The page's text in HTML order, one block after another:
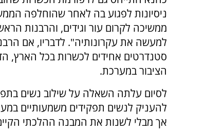
ניסיונות לפגוע בה לאחר שהוחלפה
ממשיכה לקרום עור וגידים, והרבנות
למעשה את עקרונותיה". לדבריו, אם
סטנדרטים אחידים לכשרות בכל הארץ,
הציבור במערכת.
לסיום עלתה השאלה על שילוב נשים
להעניק לנשים תפקידים משמעותיים
אך מבלי לשנות את המבנה ההלכתי